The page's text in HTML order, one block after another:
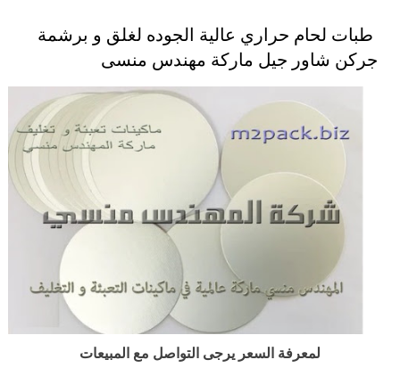
طبات لحام حراري عالية الجوده لغلق و برشمة
جركن شاور جيل ماركة مهندس منسى
لمعرفة السعر يرجى التواصل مع المبيعات